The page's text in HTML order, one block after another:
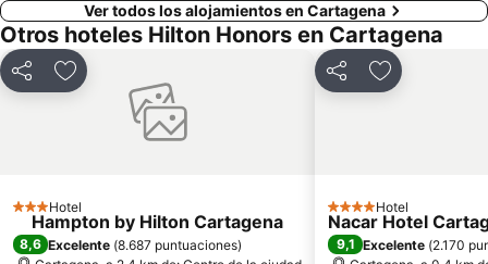
Ver todos los alojamientos en Cartagena
Otros hoteles Hilton Honors en Cartagena
CompartirAgregar a favoritos
3 Estrellas
Hotel
Hampton by Hilton Cartagena
8,6 Excelente (8.687 puntuaciones)
CompartirAgregar a
4 Estrellas
Hotel
Nacar Hotel
9,1 Excelente (2.170